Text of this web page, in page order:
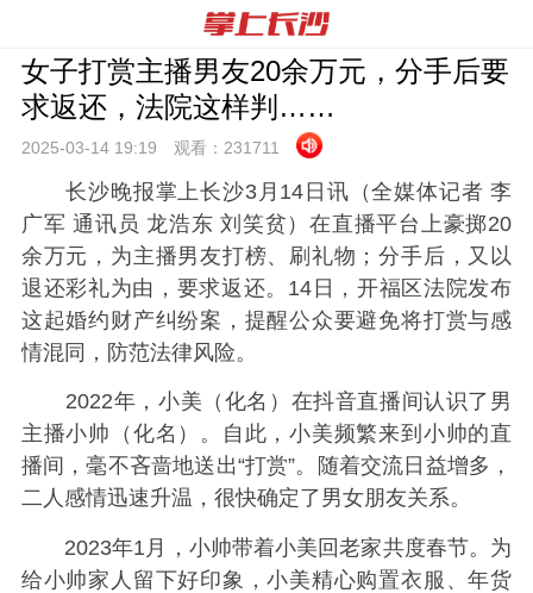
女子打赏主播男友20余万元，分手后要
求返还，法院这样判……
2025-03-14 19:19 观看： 231711
长沙晚报掌上长沙3月14日讯（全媒体记者 李
广军 通讯员 龙浩东 刘笑贫）在直播平台上豪掷20
余万元，为主播男友打榜、刷礼物；分手后，又以
退还彩礼为由，要求返还。14日，开福区法院发布
这起婚约财产纠纷案，提醒公众要避免将打赏与感
情混同，防范法律风险。
2022年，小美（化名）在抖音直播间认识了男
主播小帅（化名）。自此，小美频繁来到小帅的直
播间，毫不吝啬地送出“打赏”。随着交流日益增多，
二人感情迅速升温，很快确定了男女朋友关系。
2023年1月，小帅带着小美回老家共度春节。为
给小帅家人留下好印象，小美精心购置衣服、年货